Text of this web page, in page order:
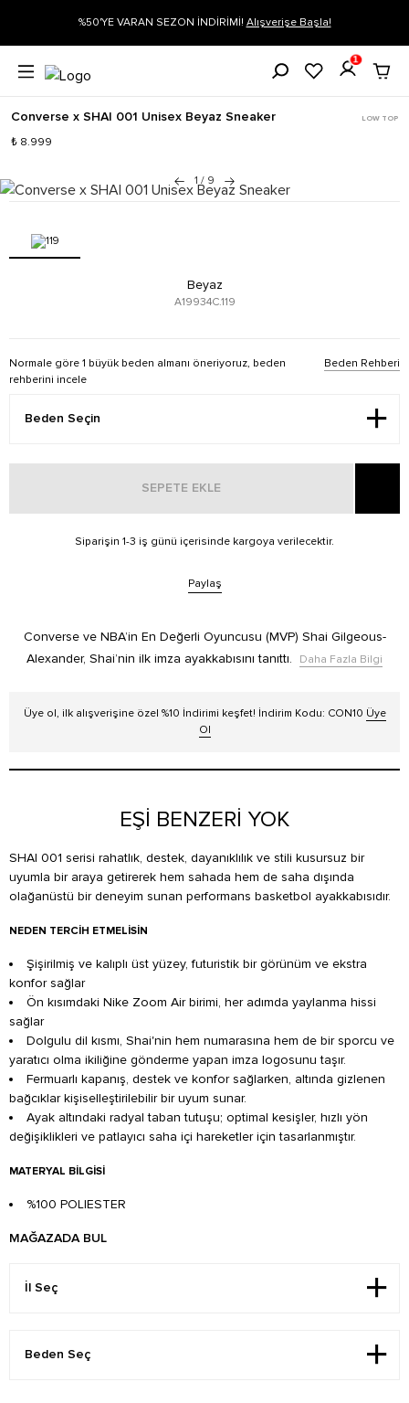
Siparişin 1-3 iş günü içerisinde kargoya verilecektir.
1
Converse x SHAI 001 Unisex Beyaz Sneaker LOW TOP
₺ 8.999
1 / 9
Beyaz
A19934C.119
Normale göre 1 büyük beden almanı öneriyoruz, beden
rehberini incele
Beden Rehberi
SEPETE EKLE
Siparişin 1-3 iş günü içerisinde kargoya verilecektir.
Paylaş
Converse ve NBA’in En Değerli Oyuncusu (MVP) Shai Gilgeous-
Alexander, Shai’nin ilk imza ayakkabısını tanıttı.
Daha Fazla Bilgi
Üye ol, ilk alışverişine özel %10 İndirimi keşfet! İndirim Kodu: CON10 Üye
Ol
EŞİ BENZERİ YOK
SHAI 001 serisi rahatlık, destek, dayanıklılık ve stili kusursuz bir
uyumla bir araya getirerek hem sahada hem de saha dışında
olağanüstü bir deneyim sunan performans basketbol ayakkabısıdır.
NEDEN TERCIH ETMELISIN
Şişirilmiş ve kalıplı üst yüzey, futuristik bir görünüm ve ekstra
konfor sağlar
Ön kısımdaki Nike Zoom Air birimi, her adımda yaylanma hissi
sağlar
Dolgulu dil kısmı, Shai'nin hem numarasına hem de bir sporcu ve
yaratıcı olma ikiliğine gönderme yapan imza logosunu taşır.
Fermuarlı kapanış, destek ve konfor sağlarken, altında gizlenen
bağcıklar kişiselleştirilebilir bir uyum sunar.
Ayak altındaki radyal taban tutuşu; optimal kesişler, hızlı yön
değişiklikleri ve patlayıcı saha içi hareketler için tasarlanmıştır.
MATERYAL BILGISI
%100 POLIESTER
MAĞAZADA BUL